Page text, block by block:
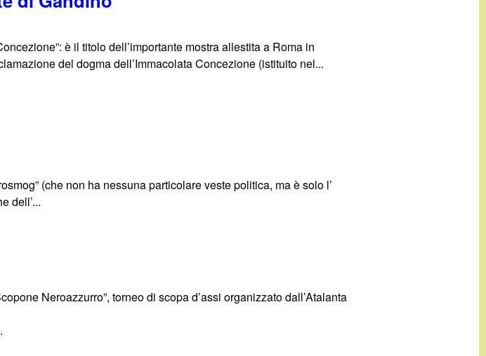
è il titolo dell’importante mostra allestita a Roma in
del dogma dell’Immacolata Concezione (istituito nel...
(che non ha nessuna particolare veste politica, ma è solo l’
dell’...
Neroazzurro”, torneo di scopa d’assi organizzato dall’Atalanta